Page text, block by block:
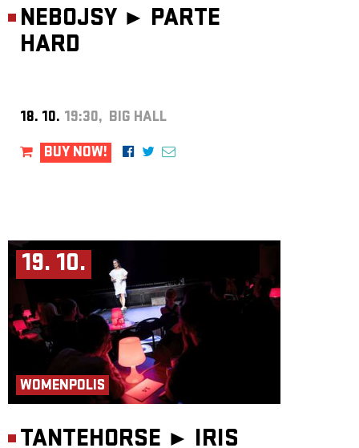
NEBOJSY ► PARTE
HARD
18. 10. 19:30, BIG HALL
BUY NOW!
19. 10.
WOMENPOLIS
TANTEHORSE ► IRIS